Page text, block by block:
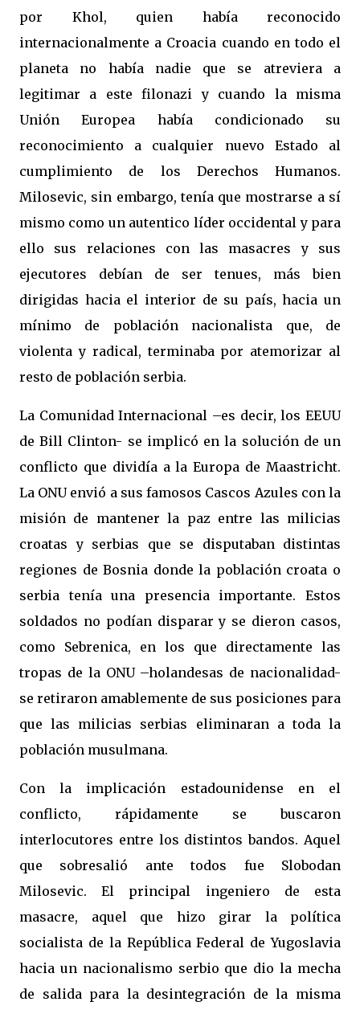
por Khol, quien había reconocido
internacionalmente a Croacia cuando en todo el
planeta no había nadie que se atreviera a
legitimar a este filonazi y cuando la misma
Unión Europea había condicionado su
reconocimiento a cualquier nuevo Estado al
cumplimiento de los Derechos Humanos.
Milosevic, sin embargo, tenía que mostrarse a sí
mismo como un autentico líder occidental y para
ello sus relaciones con las masacres y sus
ejecutores debían de ser tenues, más bien
dirigidas hacia el interior de su país, hacia un
mínimo de población nacionalista que, de
violenta y radical, terminaba por atemorizar al
resto de población serbia.
La ComunidadInternacional –es decir, los EEUU
de Bill Clinton- se implicó en la solución de un
conflicto que dividía ala Europa de Maastricht.
La ONUenvió a sus famosos Cascos Azules con la
misión de mantener la paz entre las milicias
croatas y serbias que se disputaban distintas
regiones de Bosnia donde la población croata o
serbia tenía una presencia importante. Estos
soldados no podían disparar y se dieron casos,
como Sebrenica, en los que directamente las
tropas de la ONU–holandesas de nacionalidad-
se retiraron amablemente de sus posiciones para
que las milicias serbias eliminaran a toda la
población musulmana.
Con la implicación estadounidense en el
conflicto, rápidamente se buscaron
interlocutores entre los distintos bandos. Aquel
que sobresalió ante todos fue Slobodan
Milosevic. El principal ingeniero de esta
masacre, aquel que hizo girar la política
socialista de la RepúblicaFederal de Yugoslavia
hacia un nacionalismo serbio que dio la mecha
de salida para la desintegración de la misma